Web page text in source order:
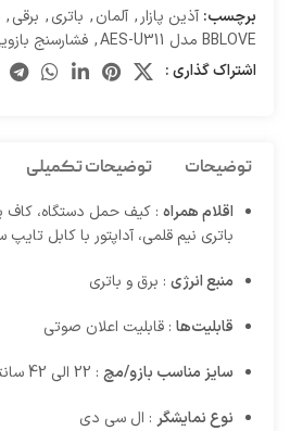
برچسب: آذین پازار , آلمان, باتری, برقی,
BBLOVE مدل AES-U311
, فشارسنج
اشتراک گذاری :
توضیحات توضیحات تکمیلی
اقلام همراه
باتری نیم قلمی، آداپتور با کابل
منبع انرژی : برق و باتری
قابلیت‌ها : قابلیت اعلان صوتی
سایز مناسب بازو/مچ : 22 الی 42 سانتیمتر
نوع نمایشگر : ال سی دی